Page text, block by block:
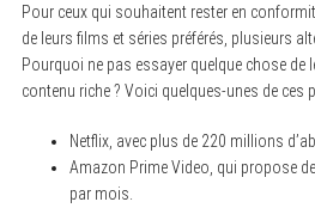
Pour ceux qui souhaitent rester en
de leurs films et séries préférés, plusieurs
Pourquoi ne pas essayer quelque chose de
contenu riche ? Voici quelques-unes de ces
Netflix, avec plus de 220 millions
Amazon Prime Video, qui propose
par mois.